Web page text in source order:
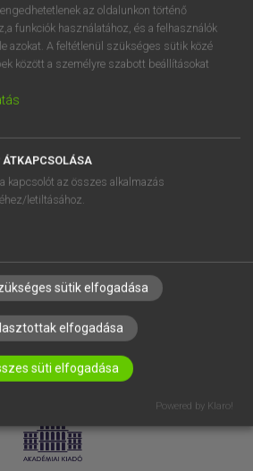
TANULÓKNAK
INTÉZMÉNYEKNEK
MEGOLDÁSOK
RÓLUNK
ELÉRHETŐSÉG
SÜTI BEÁLLÍTÁSOK
ADATVÉDELEM
az oldalunkon történő
funkciók használatához, és a felhasználók
azokat. A feltétlenül szükséges sütik közé
között a személyre szabott beállításokat
ÁTKAPCSOLÁSA
kapcsolót az összes alkalmazás
letiltásához.
sütik elfogadása
elfogadása
süti elfogadása
Powered by Klaro!